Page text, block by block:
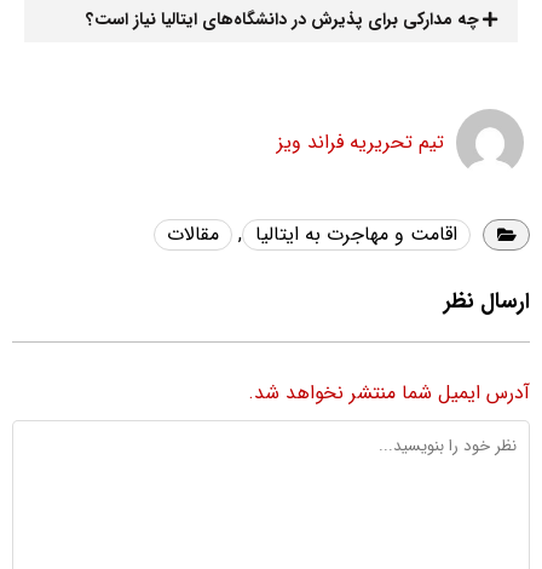
چه مدارکی برای پذیرش در دانشگاه‌های ایتالیا نیاز است؟
تیم تحریریه فراند ویز
اقامت و مهاجرت به ایتالیا , مقالات
ارسال نظر
آدرس ایمیل شما منتشر نخواهد شد.